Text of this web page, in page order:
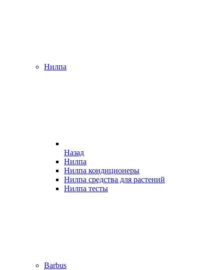
Нилпа
Назад
Нилпа
Нилпа кондиционеры
Нилпа средства для растений
Нилпа тесты
Barbus